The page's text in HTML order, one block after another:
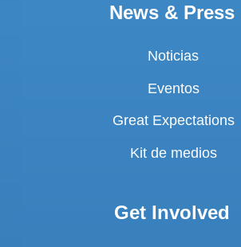
News & Press
Noticias
Eventos
Great Expectations
Kit de medios
Get Involved